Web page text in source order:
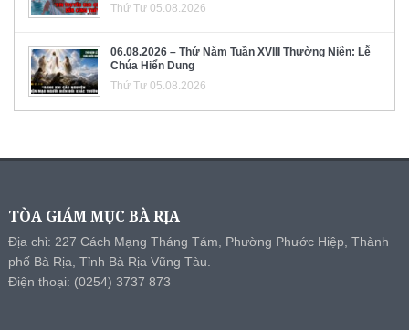
Thứ Tư 05.08.2026
06.08.2026 – Thứ Năm Tuần XVIII Thường Niên: Lễ
Chúa Hiển Dung
Thứ Tư 05.08.2026
TÒA GIÁM MỤC BÀ RỊA
Địa chỉ: 227 Cách Mạng Tháng Tám, Phường Phước Hiệp, Thành
phố Bà Rịa, Tỉnh Bà Rịa Vũng Tàu.
Điện thoại: (0254) 3737 873